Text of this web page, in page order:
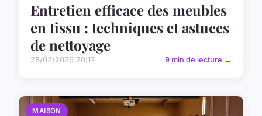
Entretien efficace des meubles
en tissu : techniques et astuces
de nettoyage
28/02/2026 20:17 9 min de lecture →
MAISON